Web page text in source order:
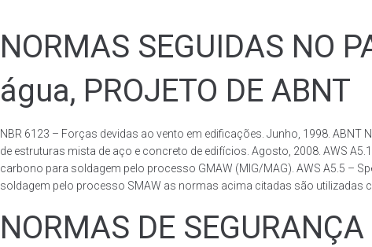
NORMAS SEGUIDAS NO
água, PROJETO DE ABNT
NBR 6123 – Forças devidas ao vento em edificações. Junho, 1998. ABNT
de estruturas mista de aço e concreto de edifícios. Agosto, 2008. AWS
carbono para soldagem pelo processo GMAW (MIG/MAG). AWS A5.5 –
soldagem pelo processo SMAW as normas acima citadas são utilizadas
NORMAS DE